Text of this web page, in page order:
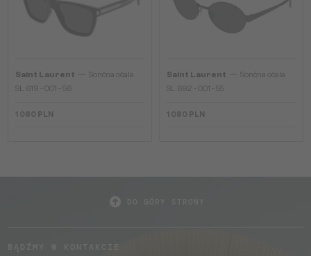
Saint Laurent
Sončna očala
SL 619 - 001 - 56
1 080 PLN
Saint Laurent
Sončna očala
SL 692 - 001 - 55
1 080 PLN